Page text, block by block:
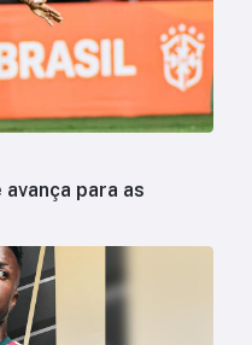
para as